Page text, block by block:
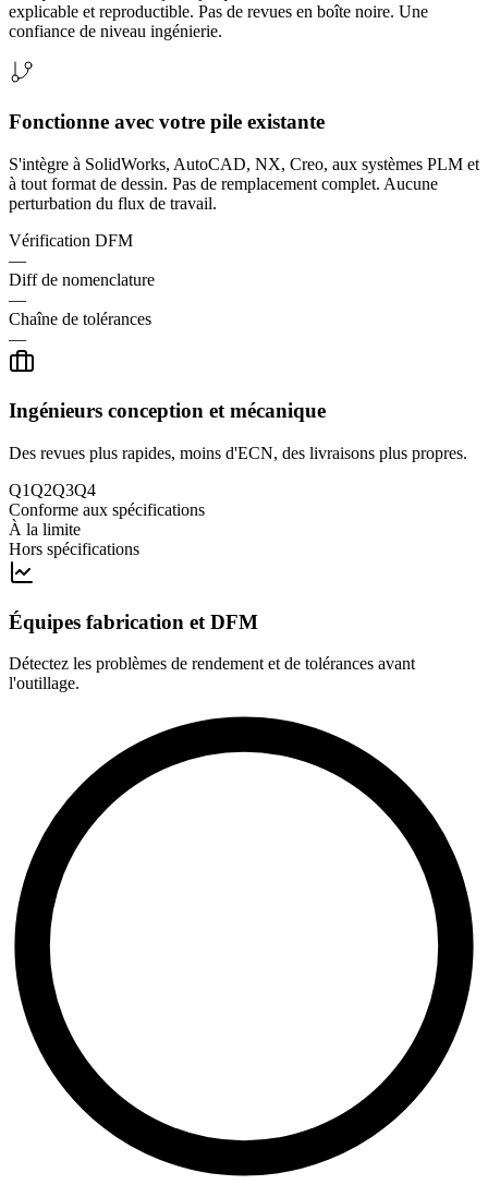
explicable et reproductible. Pas de revues en boîte noire. Une
confiance de niveau ingénierie.
Fonctionne avec votre pile existante
S'intègre à SolidWorks, AutoCAD, NX, Creo, aux systèmes PLM et
à tout format de dessin. Pas de remplacement complet. Aucune
perturbation du flux de travail.
Vérification DFM
—
Diff de nomenclature
—
Chaîne de tolérances
—
Ingénieurs conception et mécanique
Des revues plus rapides, moins d'ECN, des livraisons plus propres.
Q1Q2Q3Q4
Conforme aux spécifications
À la limite
Hors spécifications
Équipes fabrication et DFM
Détectez les problèmes de rendement et de tolérances avant
l'outillage.